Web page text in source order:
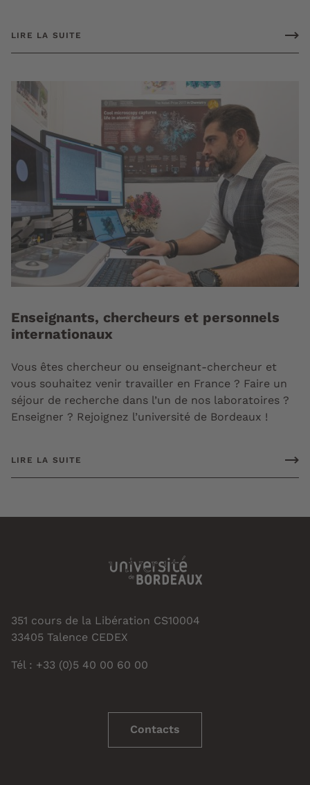
LIRE LA SUITE
Enseignants, chercheurs et personnels
internationaux
Vous êtes chercheur ou enseignant-chercheur et
vous souhaitez venir travailler en France ? Faire un
séjour de recherche dans l’un de nos laboratoires ?
Enseigner ? Rejoignez l’université de Bordeaux !
LIRE LA SUITE
351 cours de la Libération CS10004
33405 Talence CEDEX
Tél : +33 (0)5 40 00 60 00
Contacts